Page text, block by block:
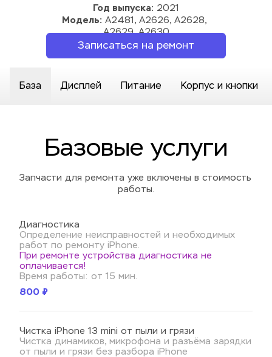
Год выпуска: 2021
Модель: A2481, A2626, A2628,
A2629, A2630
Записаться на ремонт
База Дисплей Питание Корпус и кнопки
Базовые услуги
Запчасти для ремонта уже включены в стоимость
работы.
Диагностика
Определение неисправностей и необходимых
работ по ремонту iPhone.
При ремонте устройства диагностика не
оплачивается!
Время работы: от 15 мин.
800 ₽
Чистка iPhone 13 mini от пыли и грязи
Чистка динамиков, микрофона и разъёма зарядки
от пыли и грязи без разбора iPhone